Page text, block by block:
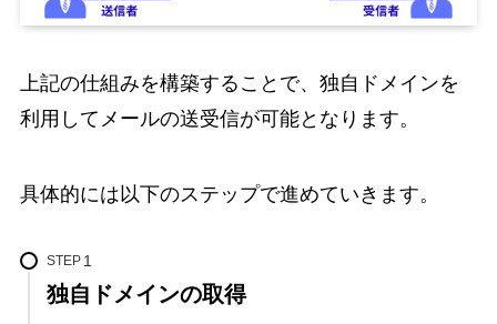
上記の仕組みを構築することで、独自ドメインを
利用してメールの送受信が可能となります。
具体的には以下のステップで進めていきます。
STEP
独自ドメインの取得